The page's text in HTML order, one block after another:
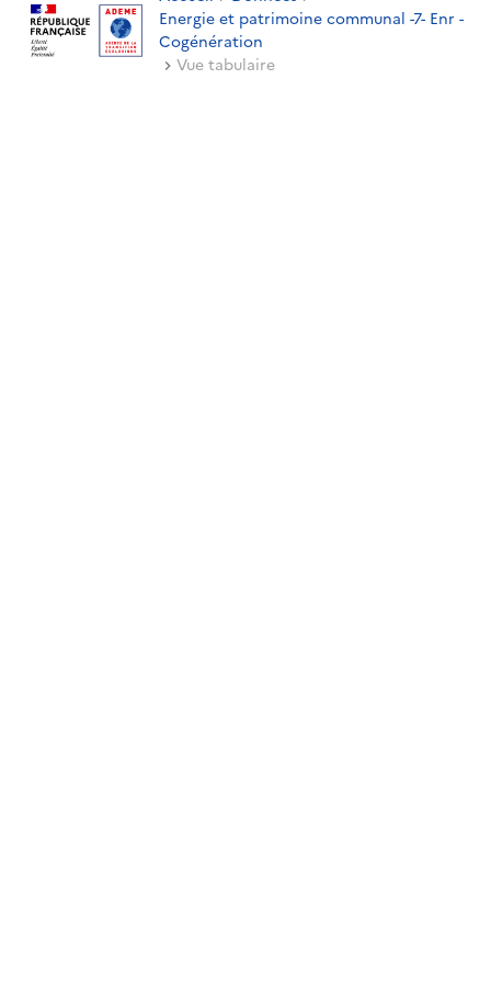
Energie et patrimoine communal -7- Enr -
Cogénération
Vue tabulaire